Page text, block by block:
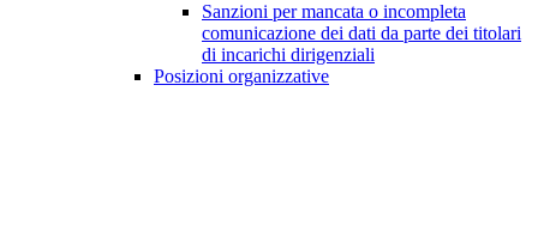
Sanzioni per mancata o incompleta
comunicazione dei dati da parte dei titolari
di incarichi dirigenziali
Posizioni organizzative